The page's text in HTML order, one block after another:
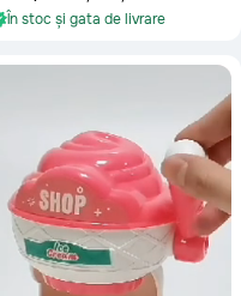
În stoc și gata de livrare